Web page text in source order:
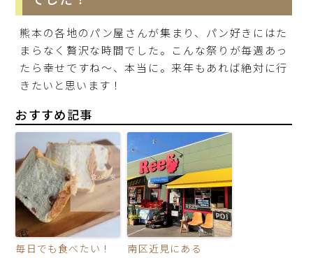
熊本の各地のパン屋さんが集まり、パン好きにはた
まらなく贅沢な時間でした。こんな祭りが毎週あっ
たら幸せですね〜、本当に。来年もあれば絶対に行
きたいと思います！
おすすめ記事
毎日でも食べたい！
南区近見にある